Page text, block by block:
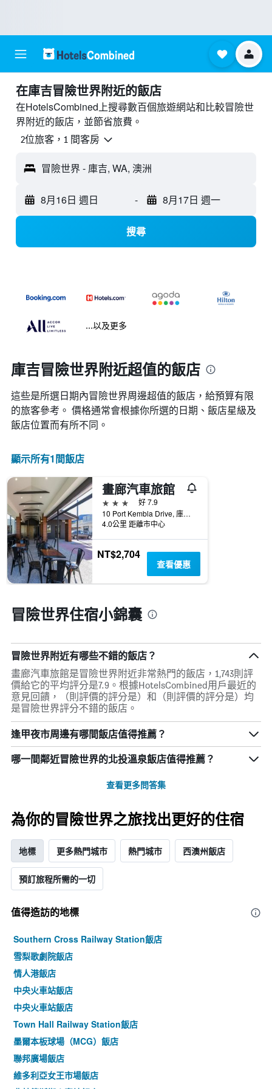
​在庫吉冒險世界附近​的飯店
在HotelsCombined上搜尋數百個旅遊網站和比較冒險世
界附近的飯店，並節省旅費。
2位旅客，1 間客房
冒險世界 - 庫吉, WA, 澳洲
8月16日 週日 - 8月17日 週一
搜尋
...以及更多
庫吉冒險世界附近超值的飯店
這些是所選日期內冒險世界​周邊超值的​飯店，給預算有限
的旅客參考。 價格通常會根據你所選的日期、飯店星級及
飯店位置而有所不同。
顯示所有1間飯店
畫廊汽車旅館
3星級
好 7.9
10 Port Kembla Drive, 庫吉, WA, 澳洲
4.0公里 距離市中心
NT$2,704
查看優惠
冒險世界住宿小錦囊
冒險世界附近有哪些不錯的飯店？
畫廊汽車旅館是冒險世界附近非常熱門的飯店，1,743則評
價給它的平均評分是7.9。根據HotelsCombined用戶最近的
意見回饋，（則評價的評分是）和（則評價的評分是）均
是冒險世界評分不錯的飯店。
逢甲夜市周邊有哪間飯店值得推薦？
哪一間鄰近冒險世界的北投溫泉飯店值得推薦？
查看更多問答集
為你的冒險世界之旅找出更好的住宿
地標 更多熱門城市 熱門城市 西澳州飯店
預訂旅程所需的一切
值得造訪的地標
Southern Cross Railway Station飯店
雪梨歌劇院飯店
情人港飯店
中央火車站飯店
中央火車站飯店
Town Hall Railway Station飯店
墨爾本板球場（MCG）飯店
聯邦廣場飯店
維多利亞女王市場飯店